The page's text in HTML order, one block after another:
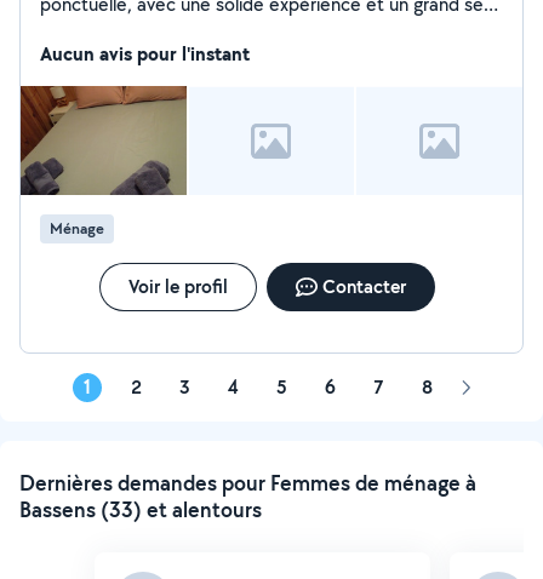
Aucun avis pour l'instant
Ménage
Voir le profil Contacter
1 2 3 4 5 6 7 8 Page
Dernières demandes pour Femmes de ménage à
Bassens (33) et alentours